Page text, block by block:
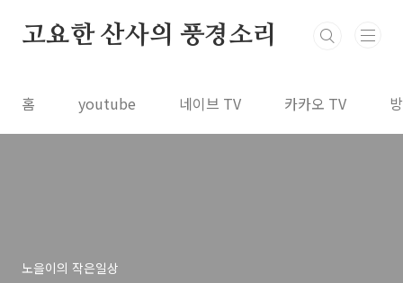
고요한 산사의 풍경소리
홈 youtube 네이브 TV 카카오 TV
노을이의 작은일상